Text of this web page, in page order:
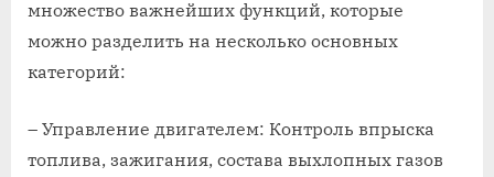
множество важнейших функций, которые
можно разделить на несколько основных
категорий:
– Управление двигателем: Контроль впрыска
топлива, зажигания, состава выхлопных газов